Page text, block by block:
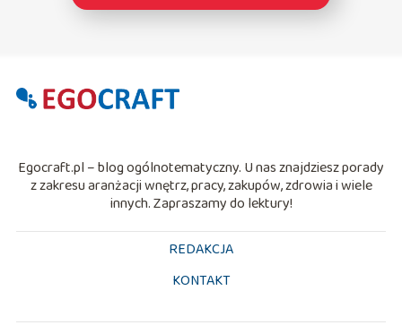
Egocraft.pl – blog ogólnotematyczny. U nas znajdziesz porady
z zakresu aranżacji wnętrz, pracy, zakupów, zdrowia i wiele
innych. Zapraszamy do lektury!
REDAKCJA
KONTAKT